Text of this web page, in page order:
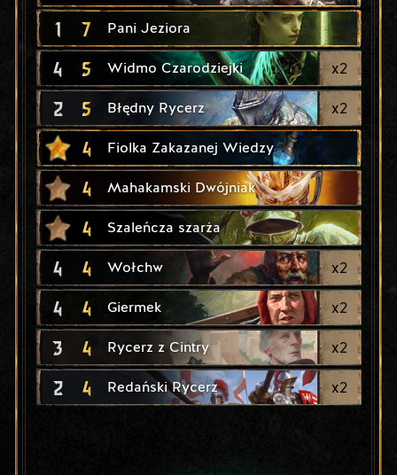
1 7 Pani Jeziora
4 5 Widmo Czarodziejki x2
2 5 Błędny Rycerz x2
4 Fiolka Zakazanej Wiedzy
4 Mahakamski Dwójniak
4 Szaleńcza szarża
4 4 Wołchw x2
4 4 Giermek x2
3 4 Rycerz z Cintry x2
2 4 Redański Rycerz x2